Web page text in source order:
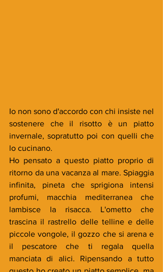
Io non sono d'accordo con chi insiste nel
sostenere che il risotto è un piatto
invernale, sopratutto poi con quelli che
lo cucinano.
Ho pensato a questo piatto proprio di
ritorno da una vacanza al mare. Spiaggia
infinita, pineta che sprigiona intensi
profumi, macchia mediterranea che
lambisce la risacca. L'ometto che
trascina il rastrello delle telline e delle
piccole vongole, il gozzo che si arena e
il pescatore che ti regala quella
manciata di alici. Ripensando a tutto